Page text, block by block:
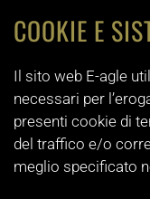
COOKIE E
Il sito web E-agle
necessari per
presenti cookie di
del traffico e/o
meglio specificato